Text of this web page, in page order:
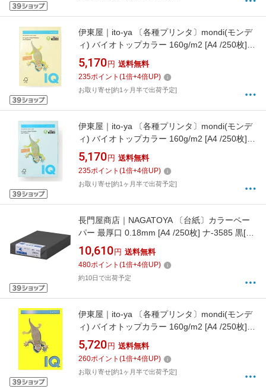
伊東屋｜ito-ya 〔各種プリンタ〕mondi(モンデ
ィ) バイオトップカラー 160g/m2 [A4 /250枚]
イエロー BT803[BT803]
5,170 円 送料無料
235ポイント (1倍+4倍UP)
お取り寄せ[約1ヶ月半で出荷予定]
伊東屋｜ito-ya 〔各種プリンタ〕mondi(モンデ
ィ) バイオトップカラー 160g/m2 [A4 /250枚]
ブルー BT807[BT807]
5,170 円 送料無料
235ポイント (1倍+4倍UP)
お取り寄せ[約1ヶ月半で出荷予定]
長門屋商店｜NAGATOYA 〔台紙〕カラーペー
パー 最厚口 0.18mm [A4 /250枚] ナ-3585 黒[ナ
3585]
10,610 円 送料無料
480ポイント (1倍+4倍UP)
約10日で出荷予定
伊東屋｜ito-ya 〔各種プリンタ〕mondi(モンデ
ィ) バイオトップカラー 160g/m2 [A4 /250枚]
カナリーイエロー BT812[BT812]
5,720 円 送料無料
260ポイント (1倍+4倍UP)
お取り寄せ[約1ヶ月半で出荷予定]